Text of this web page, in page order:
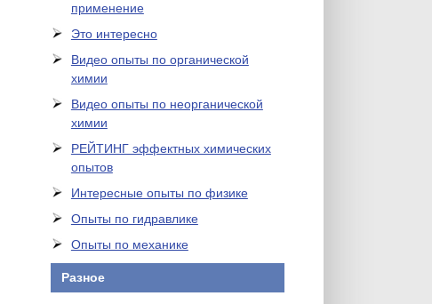
применение
Это интересно
Видео опыты по органической
химии
Видео опыты по неорганической
химии
РЕЙТИНГ эффектных химических
опытов
Интересные опыты по физике
Опыты по гидравлике
Опыты по механике
Разное